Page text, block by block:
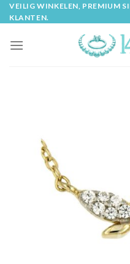
Skip
to
VEILIG WINKELEN, PREMIUM
KLANTEN.